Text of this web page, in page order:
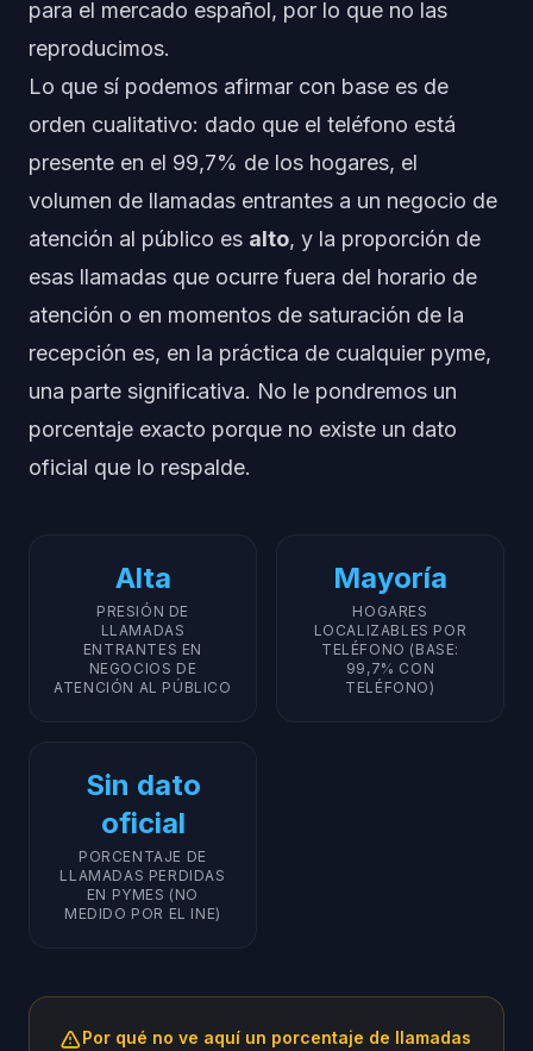
para el mercado español, por lo que no las
reproducimos.
Lo que sí podemos afirmar con base es de
orden cualitativo: dado que el teléfono está
presente en el 99,7% de los hogares, el
volumen de llamadas entrantes a un negocio de
atención al público es alto, y la proporción de
esas llamadas que ocurre fuera del horario de
atención o en momentos de saturación de la
recepción es, en la práctica de cualquier pyme,
una parte significativa. No le pondremos un
porcentaje exacto porque no existe un dato
oficial que lo respalde.
Alta
PRESIÓN DE
LLAMADAS
ENTRANTES EN
NEGOCIOS DE
ATENCIÓN AL PÚBLICO
Mayoría
HOGARES
LOCALIZABLES POR
TELÉFONO (BASE:
99,7% CON
TELÉFONO)
Sin dato
oficial
PORCENTAJE DE
LLAMADAS PERDIDAS
EN PYMES (NO
MEDIDO POR EL INE)
Por qué no ve aquí un porcentaje de llamadas